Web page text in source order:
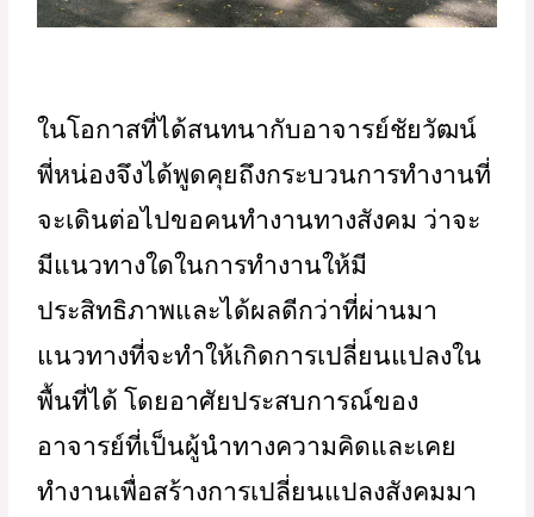
ในโอกาสที่ได้สนทนากับอาจารย์ชัยวัฒน์
พี่หน่องจึงได้พูดคุยถึงกระบวนการทำงานที่
จะเดินต่อไปขอคนทำงานทางสังคม ว่าจะ
มีแนวทางใดในการทำงานให้มี
ประสิทธิภาพและได้ผลดีกว่าที่ผ่านมา
แนวทางที่จะทำให้เกิดการเปลี่ยนแปลงใน
พื้นที่ได้ โดยอาศัยประสบการณ์ของ
อาจารย์ที่เป็นผู้นำทางความคิดและเคย
ทำงานเพื่อสร้างการเปลี่ยนแปลงสังคมมา